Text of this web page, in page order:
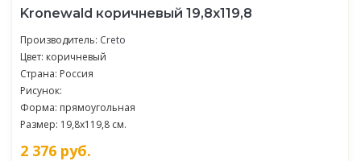
Kronewald коричневый 19,8х119,8
Производитель: Creto
Цвет: коричневый
Страна: Россия
Рисунок:
Форма: прямоугольная
Размер: 19,8x119,8 см.
2 376 руб.